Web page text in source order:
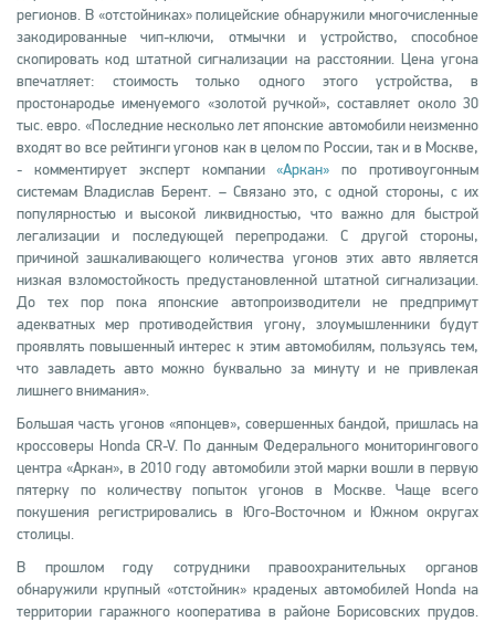
регионов. В «отстойниках» полицейские обнаружили многочисленные
закодированные чип-ключи, отмычки и устройство, способное
скопировать код штатной сигнализации на расстоянии. Цена угона
впечатляет: стоимость только одного этого устройства, в
простонародье именуемого «золотой ручкой», составляет около 30
тыс. евро. «Последние несколько лет японские автомобили неизменно
входят во все рейтинги угонов как в целом по России, так и в Москве,
- комментирует эксперт компании«Аркан» по противоугонным
системам Владислав Берент. – Связано это, с одной стороны, с их
популярностью и высокой ликвидностью, что важно для быстрой
легализации и последующей перепродажи. С другой стороны,
причиной зашкаливающего количества угонов этих авто является
низкая взломостойкость предустановленной штатной сигнализации.
До тех пор пока японские автопроизводители не предпримут
адекватных мер противодействия угону, злоумышленники будут
проявлять повышенный интерес к этим автомобилям, пользуясь тем,
что завладеть авто можно буквально за минуту и не привлекая
лишнего внимания».
Большая часть угонов «японцев», совершенных бандой, пришлась на
кроссоверы Honda CR-V. По данным Федерального мониторингового
центра «Аркан», в 2010 году автомобили этой марки вошли в первую
пятерку по количеству попыток угонов в Москве. Чаще всего
покушения регистрировались в Юго-Восточном и Южном округах
столицы.
В прошлом году сотрудники правоохранительных органов
обнаружили крупный «отстойник» краденых автомобилей Honda на
территории гаражного кооператива в районе Борисовских прудов.